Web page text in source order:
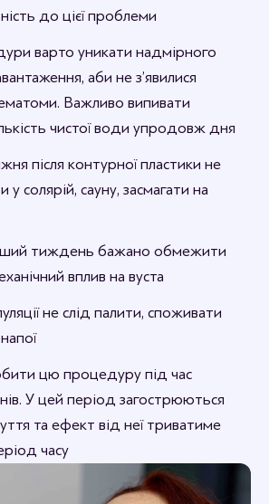
до цієї проблеми
варто уникати надмірного
аби не з’явилися
Важливо випивати
чистої води упродовж дня
після контурної пластики не
солярій, сауну, засмагати на
тиждень бажано обмежити
вплив на вуста
не слід палити, споживати
цю процедуру під час
У цей період загострюються
та ефект від неї триватиме
часу